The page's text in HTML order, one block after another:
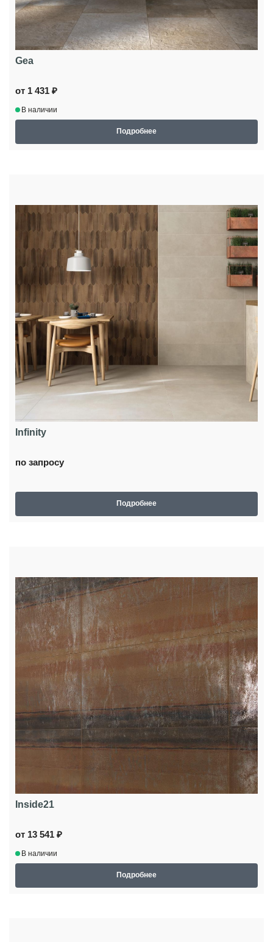
Gea
от 1 431 ₽
В наличии
Подробнее
Infinity
по запросу
Подробнее
Inside21
от 13 541 ₽
В наличии
Подробнее